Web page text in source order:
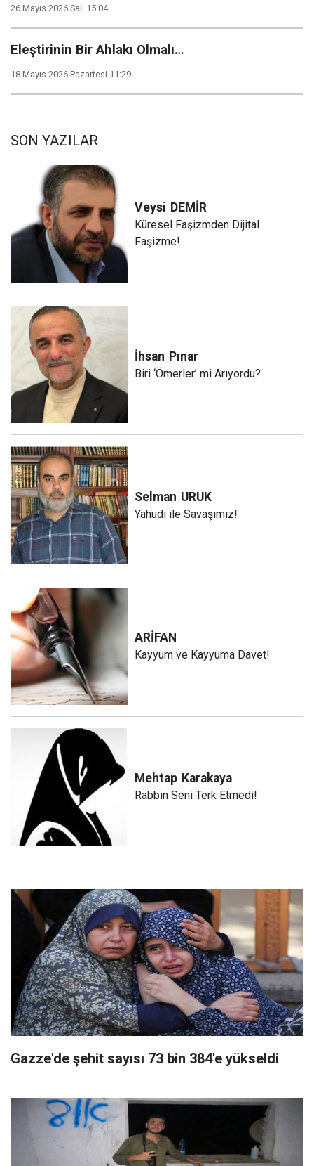
26 Mayıs 2026 Salı 15:04
Eleştirinin Bir Ahlakı Olmalı…
18 Mayıs 2026 Pazartesi 11:29
SON YAZILAR
Veysi DEMİR
Küresel Faşizmden Dijital
Faşizme!
İhsan Pınar
Biri ‘Ömerler’ mi Arıyordu?
Selman URUK
Yahudi ile Savaşımız!
ARİFAN
Kayyum ve Kayyuma Davet!
Mehtap Karakaya
Rabbin Seni Terk Etmedi!
Gazze'de şehit sayısı 73 bin 384'e yükseldi